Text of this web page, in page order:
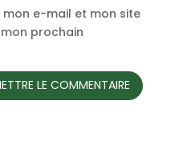
mon e-mail et mon site
prochain
LE COMMENTAIRE